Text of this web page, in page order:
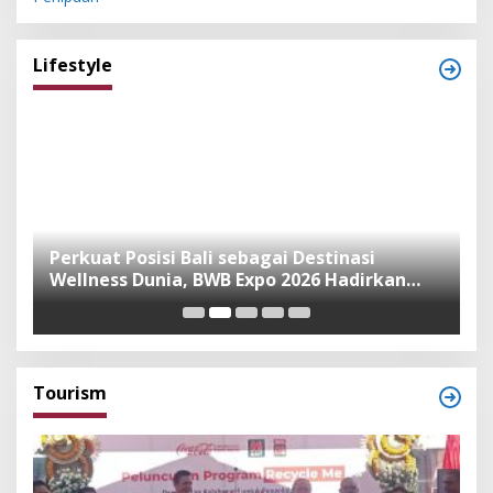
Lifestyle
Perkuat Posisi Bali sebagai Destinasi
Wellness Dunia, BWB Expo 2026 Hadirkan
Exhibitor Nasional dan Global
Tourism